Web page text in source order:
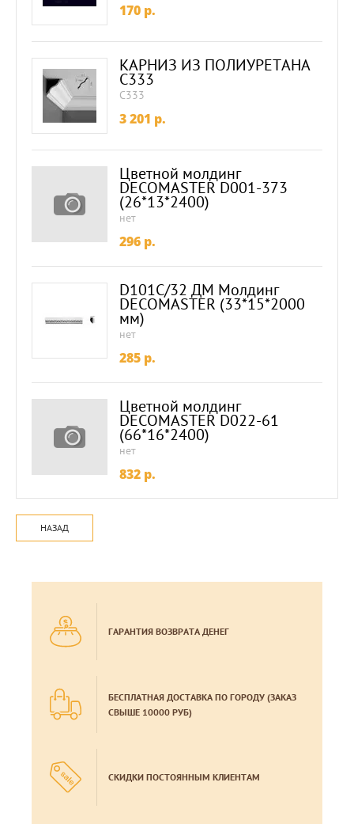
170 p.
КАРНИЗ ИЗ ПОЛИУРЕТАНА
C333
C333
3 201 p.
Цветной молдинг
DECOMASTER D001-373
(26*13*2400)
нет
296 p.
D101C/32 ДМ Молдинг
DECOMASTER (33*15*2000
мм)
нет
285 p.
Цветной молдинг
DECOMASTER D022-61
(66*16*2400)
нет
832 p.
НАЗАД
ГАРАНТИЯ ВОЗВРАТА ДЕНЕГ
БЕСПЛАТНАЯ ДОСТАВКА ПО ГОРОДУ (ЗАКАЗ
СВЫШЕ 10000 РУБ)
СКИДКИ ПОСТОЯННЫМ КЛИЕНТАМ